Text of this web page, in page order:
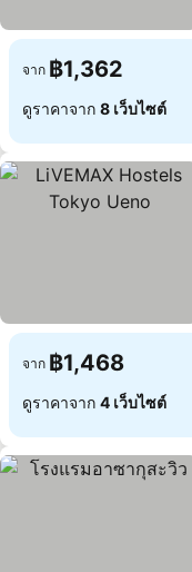
จาก ฿1,362
ดูราคาจาก 8 เว็บไซต์
จาก ฿1,468
ดูราคาจาก 4 เว็บไซต์